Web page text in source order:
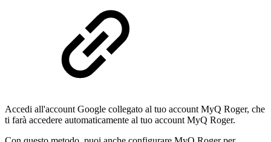
Accedi all'account Google collegato al tuo account MyQ Roger, che
ti farà accedere automaticamente al tuo account MyQ Roger.